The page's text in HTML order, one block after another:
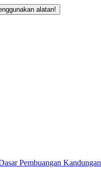
alatan!
Pembuangan Kandungan